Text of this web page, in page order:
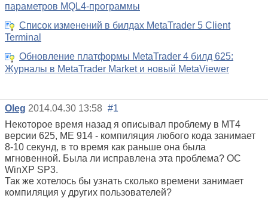
параметров MQL4-программы
Список изменений в билдах MetaTrader 5 Client
Terminal
Обновление платформы MetaTrader 4 билд 625:
Журналы в MetaTrader Market и новый MetaViewer
Oleg 2014.04.30 13:58 #1
Некоторое время назад я описывал проблему в МТ4
версии 625, МЕ 914 - компиляция любого кода занимает
8-10 секунд, в то время как раньше она была
мгновенной. Была ли исправлена эта проблема? ОС
WinXP SP3.
Так же хотелось бы узнать сколько времени занимает
компиляция у других пользователей?